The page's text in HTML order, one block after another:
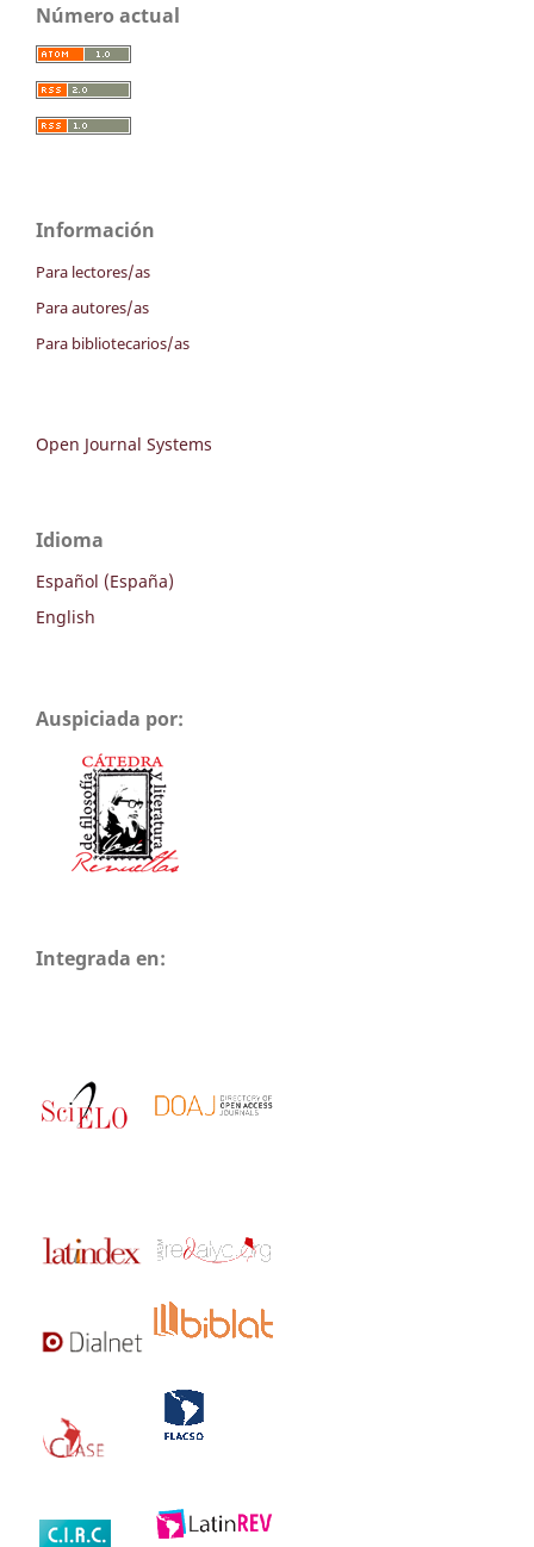
Número actual
Información
Para lectores/as
Para autores/as
Para bibliotecarios/as
Open Journal Systems
Idioma
Español (España)
English
Auspiciada por:
Integrada en: